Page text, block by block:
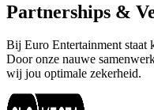
Partnerships &
Bij Euro Entertainment staat
Door onze nauwe
wij jou optimale zekerheid.